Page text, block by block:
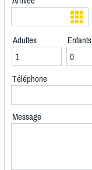
Adultes Enfants
Téléphone
Message